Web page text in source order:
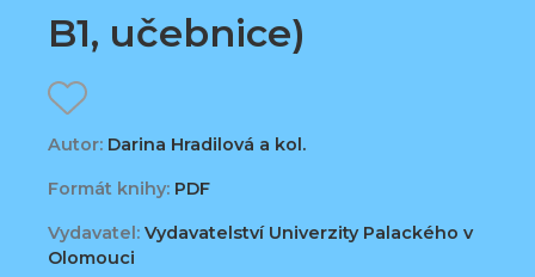
B1, učebnice)
Autor: Darina Hradilová a kol.
Formát knihy: PDF
Vydavatel: Vydavatelství Univerzity Palackého v
Olomouci